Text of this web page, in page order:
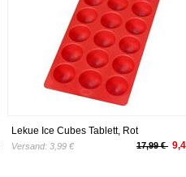
Lekue Ice Cubes Tablett, Rot
Versand: 3,99 € 17,99 €